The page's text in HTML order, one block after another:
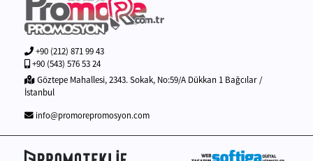
+90 (212) 871 99 43
+90 (543) 576 53 24
Göztepe Mahallesi, 2343. Sokak, No:59/A Dükkan 1 Bağcılar /
İstanbul
info@promorepromosyon.com